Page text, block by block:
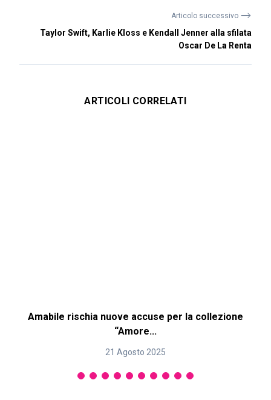
Articolo successivo ⟶
Taylor Swift, Karlie Kloss e Kendall Jenner alla sfilata
Oscar De La Renta
ARTICOLI CORRELATI
Amabile rischia nuove accuse per la collezione
“Amore...
21 Agosto 2025